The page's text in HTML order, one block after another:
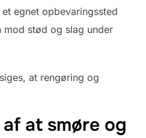
egnet opbevaringssted
mod stød og slag under
at rengøring og
at smøre og